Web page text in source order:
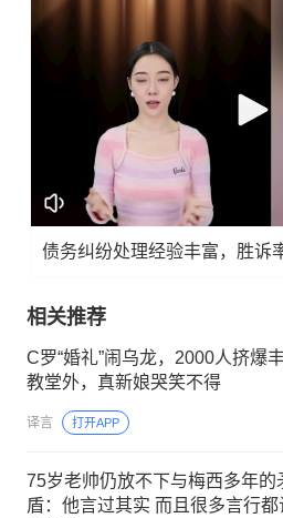
债务纠纷处理经验丰富，胜诉
相关推荐
C罗“婚礼”闹乌龙，2000人挤爆
教堂外，真新娘哭笑不得
译言 打开APP
75岁老帅仍放不下与梅西多年的
盾：他言过其实 而且很多言行都